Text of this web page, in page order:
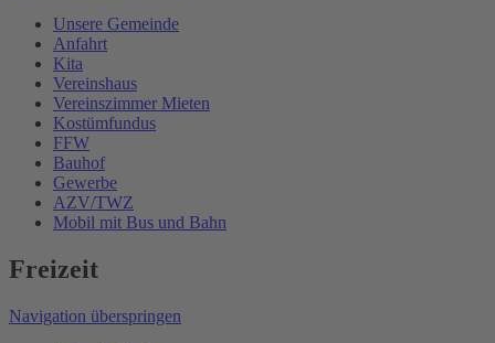
Unsere Gemeinde
Anfahrt
Kita
Vereinshaus
Vereinszimmer Mieten
Kostümfundus
FFW
Bauhof
Gewerbe
AZV/TWZ
Mobil mit Bus und Bahn
Freizeit
Navigation überspringen